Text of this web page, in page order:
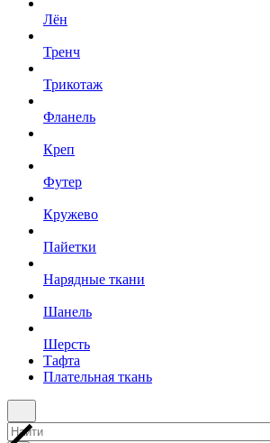
Лён
Тренч
Трикотаж
Фланель
Креп
Футер
Кружево
Пайетки
Нарядные ткани
Шанель
Шерсть
Тафта
Плательная ткань